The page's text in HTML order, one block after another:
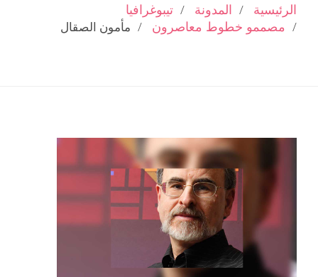
الرئيسية المدونة
تيبوغرافيا
مصممو خطوط معاصرون
مأمون الصقال